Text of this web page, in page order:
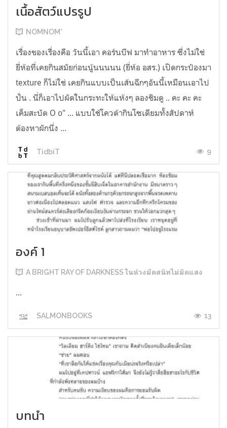
เนื้อสัตว์แปรรูป
NOMNOM*
เรื่องของเรื่องคือ วันนี้เอา คอร์นบีฟ มาทำอาหาร ซึ่งไม่ใช่
ยี่ห้อที่เคยกินสมัยก่อนนู้นนนนน (ยี่ห้อ อสร.) เปิดกระป๋องมา
texture ก็ไม่ใช่ เคยกินแบบเป็นเส้นฉีกๆอันนี้เหมือนเอาไป
ปั่น . นี่ก็เอาไปผัดในกระทะให้แห้งๆ ลองชิมดู .. คะ คะ คะ
เค็มสะบัด O o" ... แบบใช้โควต้ากินโซเดียมทั้งสัปดาห์
ต้องหาผักนึ่ง ...
TidbiT 9
องค์ 1
A BRIGHT RAY OF DARKNESS ในห้วงมืดสนิทไม่มิดแสง
...
SALMONBOOKS 13
บทนำ